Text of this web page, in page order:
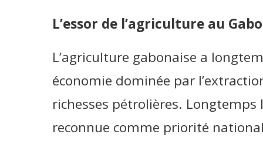
L’essor de l’agriculture au
L’agriculture gabonaise a
économie dominée par
richesses pétrolières. Longtemps
reconnue comme priorité